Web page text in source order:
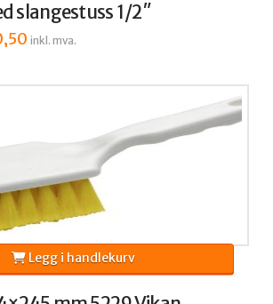
slangestuss 1/2″
Nåværende
pris
inkl. mva.
Legg i handlekurv